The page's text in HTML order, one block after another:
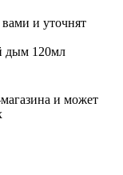
и уточнят
дым 120мл
и может